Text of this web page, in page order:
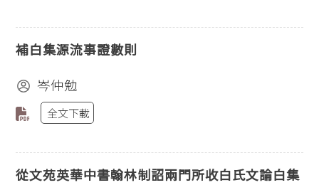
補白集源流事證數則
岑仲勉
全文下載
從文苑英華中書翰林制詔兩門所收白氏文論白集